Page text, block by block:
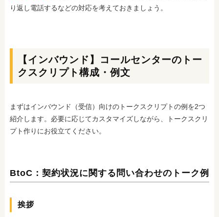
り返し電話するなどの対応を考えておきましょう。
【インバウンド】コールセンターのトー
クスクリプト構成・例文
まずはインバウンド（受信）向けのトークスクリプトの例を2つ
紹介します。必要に応じてカスタマイズしながら、トークスクリ
プト作りにお役立てください。
BtoC：契約状況に関する問い合わせのトーク例
挨拶